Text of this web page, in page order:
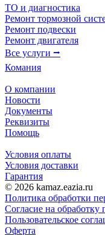
ТО и диагностика
Ремонт тормозной
Ремонт подвески
Ремонт двигателя
Все услуги ⭢
Комания
О компании
Новости
Документы
Реквизиты
Помощь
Условия оплаты
Условия доставки
Гарантия
© 2026 kamaz.eazia.ru
Политика обработки
Согласие на
Пользовательское
Оферта